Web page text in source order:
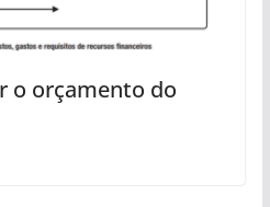
o orçamento do